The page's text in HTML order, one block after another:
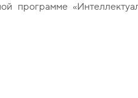
программе